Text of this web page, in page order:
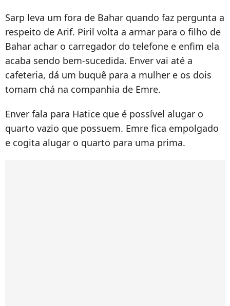
Sarp leva um fora de Bahar quando faz pergunta a
respeito de Arif. Piril volta a armar para o filho de
Bahar achar o carregador do telefone e enfim ela
acaba sendo bem-sucedida. Enver vai até a
cafeteria, dá um buquê para a mulher e os dois
tomam chá na companhia de Emre.
Enver fala para Hatice que é possível alugar o
quarto vazio que possuem. Emre fica empolgado
e cogita alugar o quarto para uma prima.